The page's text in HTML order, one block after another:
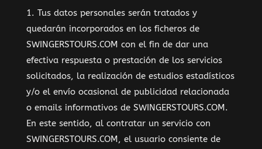
1. Tus datos personales serán tratados y
quedarán incorporados en los ficheros de
SWINGERSTOURS.COM con el fin de dar una
efectiva respuesta o prestación de los servicios
solicitados, la realización de estudios estadísticos
y/o el envío ocasional de publicidad relacionada
o emails informativos de SWINGERSTOURS.COM.
En este sentido, al contratar un servicio con
SWINGERSTOURS.COM, el usuario consiente de